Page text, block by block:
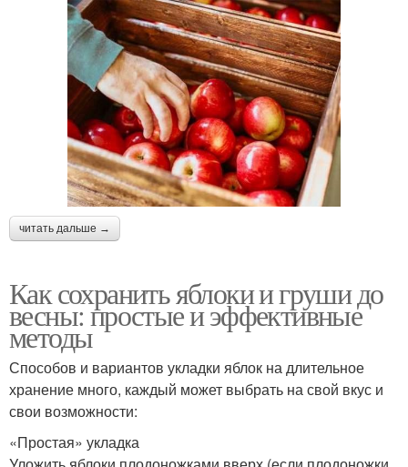
читать дальше →
Как сохранить яблоки и груши до
весны: простые и эффективные
методы
Способов и вариантов укладки яблок на длительное
хранение много, каждый может выбрать на свой вкус и
свои возможности:
«Простая» укладка